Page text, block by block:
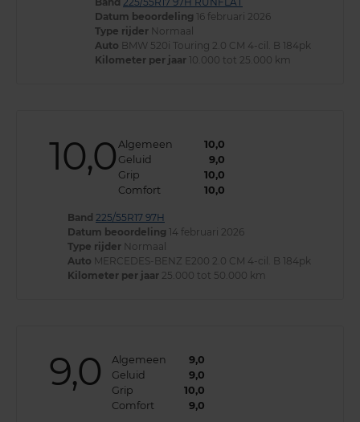
Datum beoordeling 16 februari 2026
Type rijder Normaal
Auto BMW 520i Touring 2.0 CM 4-cil. B 184pk
Kilometer per jaar 10.000 tot 25.000 km
10,0 Algemeen
10,0
Geluid
9,0
Grip
10,0
Comfort
10,0
Band 225/55R17 97H
Datum beoordeling 14 februari 2026
Type rijder Normaal
Auto MERCEDES-BENZ E200 2.0 CM 4-cil. B 184pk
Kilometer per jaar 25.000 tot 50.000 km
9,0 Algemeen
9,0
Geluid
9,0
Grip
10,0
Comfort
9,0